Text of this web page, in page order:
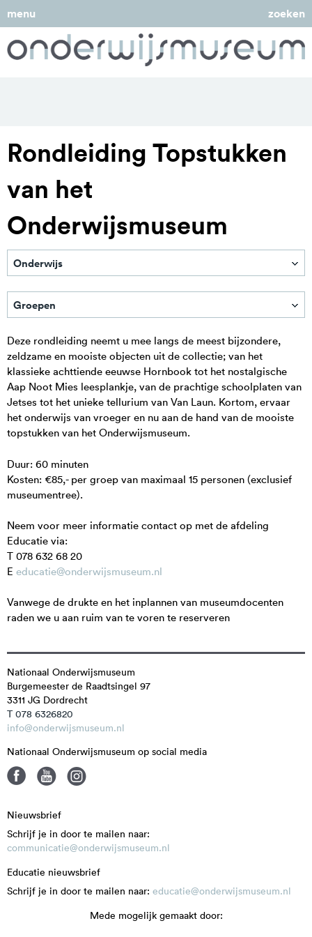
menu zoeken
Rondleiding Topstukken
van het
Onderwijsmuseum
Onderwijs
Primair onderwijs
Voortgezet onderwijs
MBO / HBO / WO
In de klas
Groepen
Kinderfeestje
BSO's
Deze rondleiding neemt u mee langs de meest bijzondere,
zeldzame en mooiste objecten uit de collectie; van het
klassieke achttiende eeuwse Hornbook tot het nostalgische
Aap Noot Mies leesplankje, van de prachtige schoolplaten van
Jetses tot het unieke tellurium van Van Laun. Kortom, ervaar
het onderwijs van vroeger en nu aan de hand van de mooiste
topstukken van het Onderwijsmuseum.
Duur: 60 minuten
Kosten: €85,- per groep van maximaal 15 personen (exclusief
museumentree).
Neem voor meer informatie contact op met de afdeling
Educatie via:
T 078 632 68 20
E educatie@onderwijsmuseum.nl
Vanwege de drukte en het inplannen van museumdocenten
raden we u aan ruim van te voren te reserveren
Nationaal Onderwijsmuseum
Burgemeester de Raadtsingel 97
3311 JG Dordrecht
T 078 6326820
info@onderwijsmuseum.nl
Nationaal Onderwijsmuseum op social media
Nieuwsbrief
Schrijf je in door te mailen naar:
communicatie@onderwijsmuseum.nl
Educatie nieuwsbrief
Schrijf je in door te mailen naar: educatie@onderwijsmuseum.nl
Mede mogelijk gemaakt door: